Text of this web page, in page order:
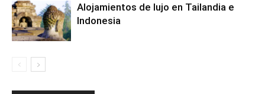
Alojamientos de lujo en Tailandia e
Indonesia